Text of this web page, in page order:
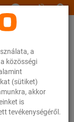
a
közösségi
(sütiket)
akkor
is
tevékenységéről.